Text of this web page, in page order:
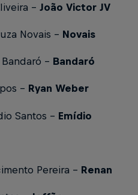
– João Victor JV
Novais - Novais
– Bandaró
- Ryan Weber
Santos - Emídio
Pereira - Renan